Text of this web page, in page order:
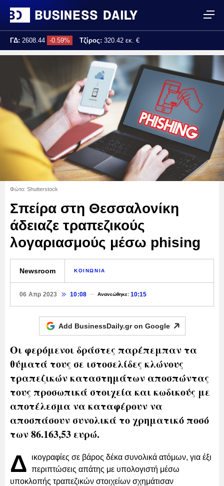
ΓΔ: 2608.44 -0.59% Τζίρος: 320.42 εκ. €
Φώτο: Shutterstock
Σπείρα στη Θεσσαλονίκη
άδειαζε τραπεζικούς
λογαριασμούς μέσω phising
Newsroom ΚΟΙΝΩΝΙΑ
06 Απρ 2023 10:08 Ανανεώθηκε: 10:15
Add BusinessDaily.gr on Google
Οι φερόμενοι δράστες παρέπεμπαν τα
θύματά τους σε ιστοσελίδες κλώνους
τραπεζικών καταστημάτων αποσπώντας
τους προσωπικά στοιχεία και κωδικούς με
αποτέλεσμα να καταφέρουν να
αποσπάσουν συνολικά το χρηματικό ποσό
των 86.163,53 ευρώ.
Δ
ικογραφίες σε βάρος δέκα συνολικά ατόμων, για έξι
περιπτώσεις απάτης με υπολογιστή μέσω
υποκλοπής τραπεζικών στοιχείων σχημάτισαν